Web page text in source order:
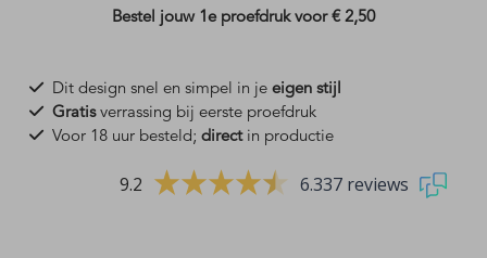
Bestel jouw 1e proefdruk voor€ 2,50
Dit design snel en simpel in je eigen stijl
Gratisverrassing bij eerste proefdruk
Voor 18 uur besteld; directin productie
9.2 6.337 reviews